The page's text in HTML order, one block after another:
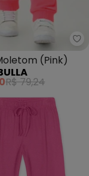
Legging
(Pink)
R$ 79,24